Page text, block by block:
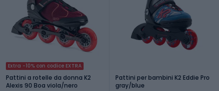
Extra -10% con codice EXTRA
Pattini a rotelle da donna K2
Alexis 90 Boa viola/nero
Pattini per bambini K2 Eddie Pro
gray/blue